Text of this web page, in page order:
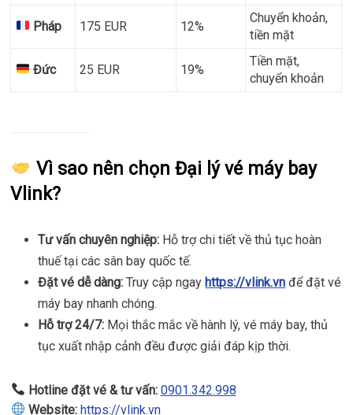
Pháp 175 EUR 12%
Chuyển khoản,
tiền mặt
Đức 25 EUR 19%
Tiền mặt,
chuyển khoản
Vì sao nên chọn Đại lý vé máy bay
Vlink?
Tư vấn chuyên nghiệp: Hỗ trợ chi tiết về thủ tục hoàn
thuế tại các sân bay quốc tế.
Đặt vé dễ dàng: Truy cập ngayhttps://vlink.vn để đặt vé
máy bay nhanh chóng.
Hỗ trợ 24/7: Mọi thắc mắc về hành lý, vé máy bay, thủ
tục xuất nhập cảnh đều được giải đáp kịp thời.
Hotline đặt vé & tư vấn: 0901.342.998
Website: https://vlink.vn